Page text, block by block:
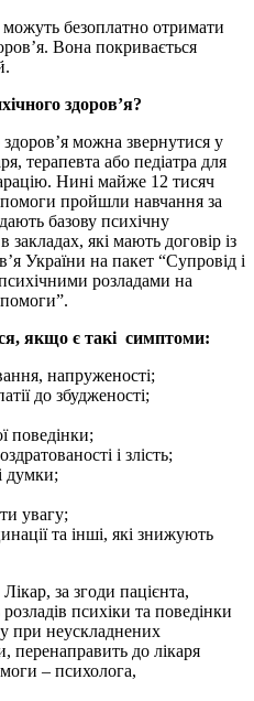
безоплатно отримати
Вона покривається
здоров’я?
можна звернутися у
терапевта або педіатра для
Нині майже 12 тисяч
пройшли навчання за
базову психічну
які мають договір із
України на пакет “Супровід і
розладами на
якщо є такі симптоми:
напруженості;
до збудженості;
поведінки;
і злість;
думки;
увагу;
та інші, які знижують
за згоди пацієнта,
психіки та поведінки
при неускладнених
перенаправить до лікаря
– психолога,